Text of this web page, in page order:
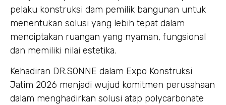
pelaku konstruksi dam pemilik bangunan untuk
menentukan solusi yang lebih tepat dalam
menciptakan ruangan yang nyaman, fungsional
dan memiliki nilai estetika.
Kehadiran DR.SONNE dalam Expo Konstruksi
Jatim 2026 menjadi wujud komitmen perusahaan
dalam menghadirkan solusi atap polycarbonate